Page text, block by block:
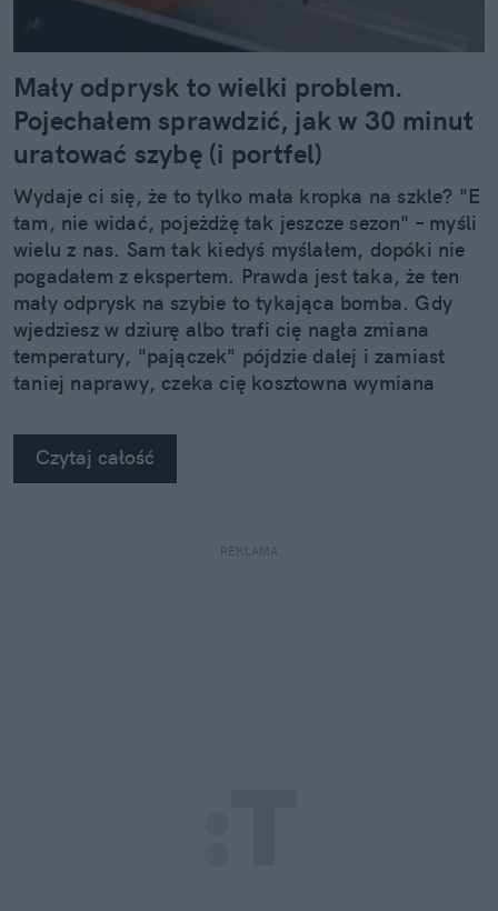
Mały odprysk to wielki problem.
Pojechałem sprawdzić, jak w 30 minut
uratować szybę (i portfel)
Wydaje ci się, że to tylko mała kropka na szkle? "E
tam, nie widać, pojeżdżę tak jeszcze sezon" – myśli
wielu z nas. Sam tak kiedyś myślałem, dopóki nie
pogadałem z ekspertem. Prawda jest taka, że ten
mały odprysk na szybie to tykająca bomba. Gdy
wjedziesz w dziurę albo trafi cię nagła zmiana
temperatury, "pajączek" pójdzie dalej i zamiast
taniej naprawy, czeka cię kosztowna wymiana
na własne oczy zobaczyć, jak profesjonaliści radzą
sobie z takimi uszkodzeniami.
Czytaj całość
REKLAMA